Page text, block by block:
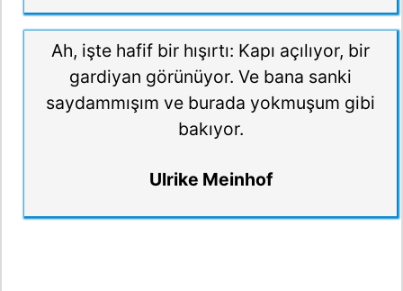
Ah, işte hafif bir hışırtı: Kapı açılıyor, bir
gardiyan görünüyor. Ve bana sanki
saydammışım ve burada yokmuşum gibi
bakıyor.
Ulrike Meinhof